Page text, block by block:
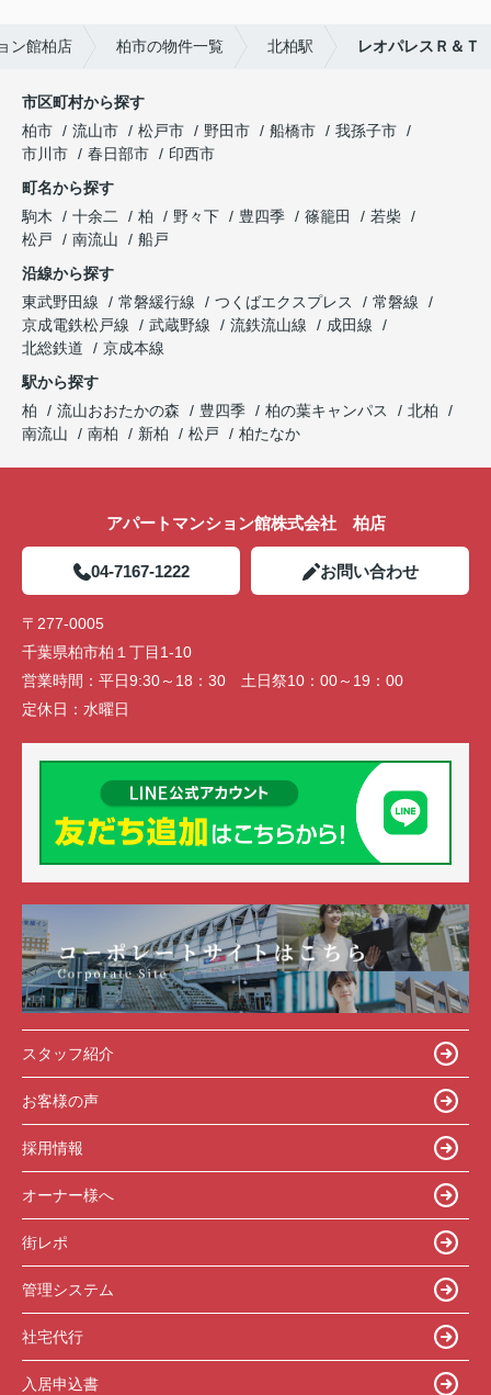
ン館柏店 柏市の物件一覧 北柏駅 レオパレスＲ＆Ｔ
市区町村から探す
柏市
流山市 松戸市 野田市 船橋市
我孫子市
市川市
春日部市
印西市
町名から探す
駒木
十余二 柏 野々下 豊四季 篠籠田
若柴
松戸
南流山
船戸
沿線から探す
東武野田線
常磐緩行線 つくばエクスプレス
常磐線
京成電鉄松戸線
武蔵野線 流鉄流山線
成田線
北総鉄道
京成本線
駅から探す
柏
流山おおたかの森 豊四季 柏の葉キャンパス
北柏
南流山
南柏 新柏 松戸 柏たなか
アパートマンション館株式会社 柏店
04-7167-1222 お問い合わせ
〒277-0005
千葉県柏市柏１丁目1-10
営業時間： 平日9:30～18：30 土日祭10：00～19：00
定休日： 水曜日
スタッフ紹介
お客様の声
採用情報
オーナー様へ
街レポ
管理システム
社宅代行
入居申込書